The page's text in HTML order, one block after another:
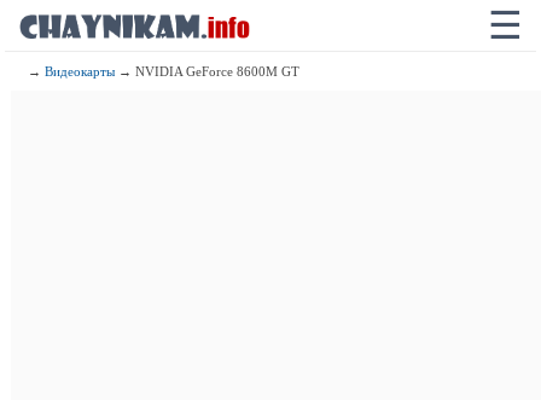
☰
→Видеокарты → NVIDIA GeForce 8600M GT